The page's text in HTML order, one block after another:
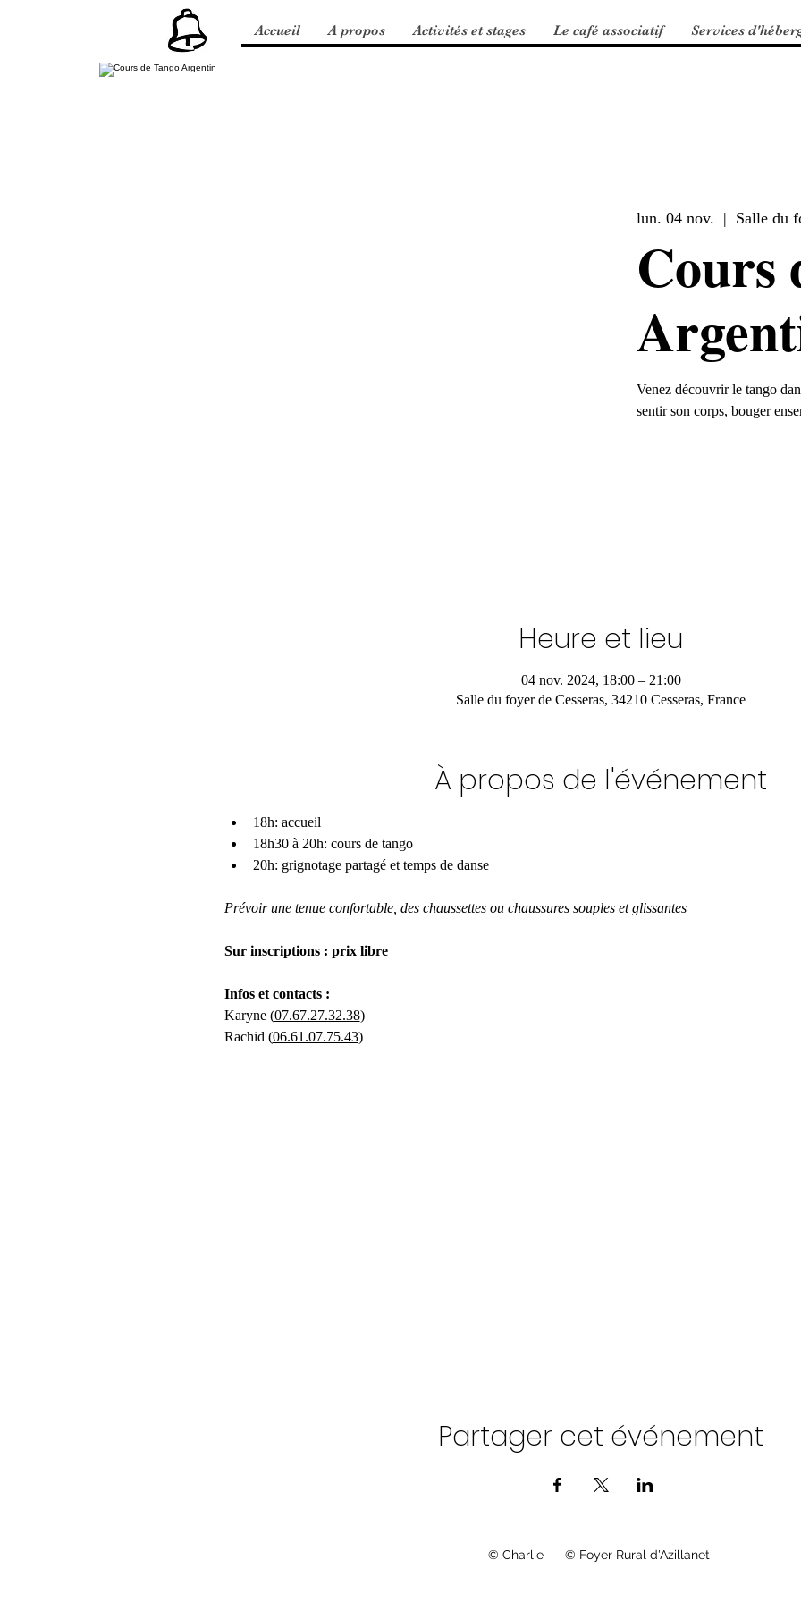
Accueil A propos Activités et stages Le café associatif Services
lun. 04 nov.
  |
Salle du
Cours
Venez découvrir le tango
sentir son corps, bouger
Heure et lieu
04 nov. 2024, 18:00 – 21:00
Salle du foyer de Cesseras, 34210 Cesseras, France
À propos de l'événement
18h: accueil
18h30 à 20h: cours de tango
20h: grignotage partagé et temps de danse
Prévoir une tenue confortable, des chaussettes ou chaussures souples et glissantes
Sur inscriptions : prix libre
Infos et contacts :
Karyne (07.67.27.32.38)
Rachid (06.61.07.75.43)
Partager cet événement
© Charlie © Foyer Rural d'Azillanet